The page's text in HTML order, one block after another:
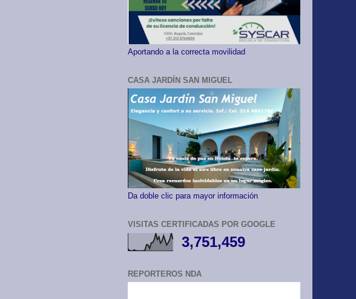
Aportando a la correcta movilidad
CASA JARDÍN SAN MIGUEL
Da doble clic para mayor información
VISITAS CERTIFICADAS POR GOOGLE
3,751,459
REPORTEROS NDA